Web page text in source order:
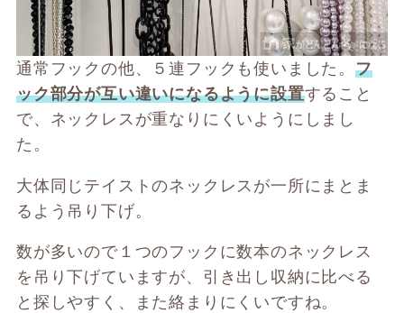
通常フックの他、５連フックも使いました。フ
ック部分が互い違いになるように設置すること
で、ネックレスが重なりにくいようにしまし
た。
大体同じテイストのネックレスが一所にまとま
るよう吊り下げ。
数が多いので１つのフックに数本のネックレス
を吊り下げていますが、引き出し収納に比べる
と探しやすく、また絡まりにくいですね。